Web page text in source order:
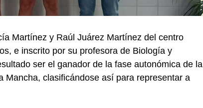
Martínez y Raúl Juárez Martínez del centro
e inscrito por su profesora de Biología y
ser el ganador de la fase autonómica de la
Mancha, clasificándose así para representar a